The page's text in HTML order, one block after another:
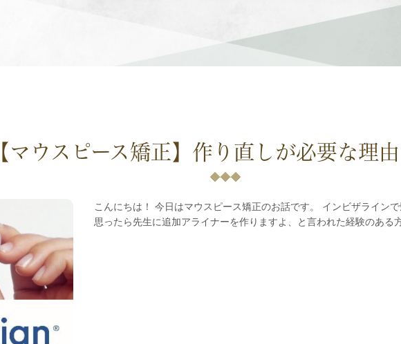
【マウスピース矯正】作り直しが必要な理
こんにちは！ 今日はマウスピース矯正のお話です。 インビザライン
思ったら先生に追加アライナーを作りますよ、と言われた経験のあ